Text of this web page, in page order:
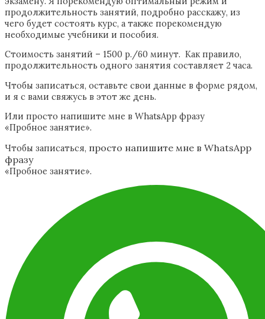
продолжительность занятий, подробно расскажу, из
чего будет состоять курс, а также порекомендую
необходимые учебники и пособия.
Стоимость занятий – 1500 р./60 минут. Как правило,
продолжительность одного занятия составляет 2 часа.
Чтобы записаться, оставьте свои данные в форме рядом,
и я с вами свяжусь в этот же день.
Или просто напишите мне в WhatsApp фразу
«Пробное занятие».
Чтобы записаться, просто напишите мне в WhatsApp
фразу
«Пробное занятие».